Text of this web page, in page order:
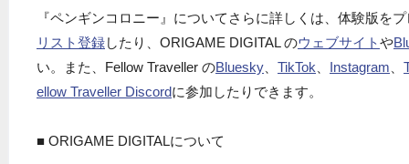
『ペンギンコロニー』についてさらに詳しくは、体験版を
リスト登録したり、ORIGAME DIGITAL のウェブサイトや
い。また、Fellow Traveller のBluesky TikTok Instagram
ellow Traveller Discordに参加したりできます。
■ ORIGAME DIGITALについて